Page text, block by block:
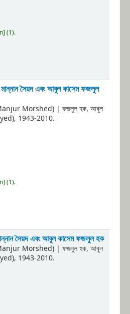
] (1).
সৈয়দ এবং আবুল কাসেম ফজলুল
Morshed)| ফজলুল হক, আবুল
, 1943-2010.
] (1).
সৈয়দ এবং আবুল কাসেম ফজলুল হক
Morshed)| ফজলুল হক, আবুল
, 1943-2010.